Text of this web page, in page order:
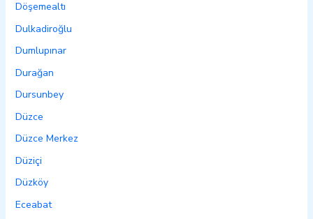
Döşemealtı
Dulkadiroğlu
Dumlupınar
Durağan
Dursunbey
Düzce
Düzce Merkez
Düziçi
Düzköy
Eceabat